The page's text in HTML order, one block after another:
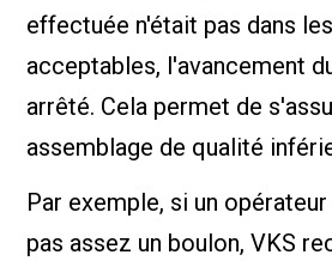
effectuée n'était pas dans
acceptables, l'avancement
arrêté. Cela permet de
assemblage de qualité
Par exemple, si un
pas assez un boulon, VKS